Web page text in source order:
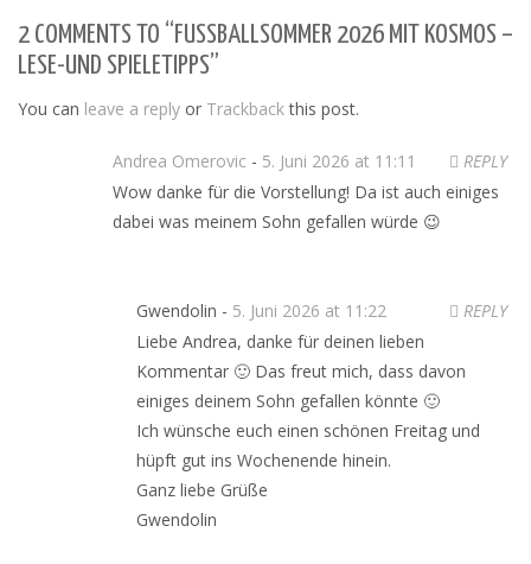
2 COMMENTS TO “FUSSBALLSOMMER 2026 MIT KOSMOS –
LESE-UND SPIELETIPPS”
You can leave a reply or Trackbackthis post.
Andrea Omerovic - 5. Juni 2026 at 11:11
REPLY
Wow danke für die Vorstellung! Da ist auch einiges
dabei was meinem Sohn gefallen würde 😉
Gwendolin - 5. Juni 2026 at 11:22
REPLY
Liebe Andrea, danke für deinen lieben
Kommentar 🙂 Das freut mich, dass davon
einiges deinem Sohn gefallen könnte 🙂
Ich wünsche euch einen schönen Freitag und
hüpft gut ins Wochenende hinein.
Ganz liebe Grüße
Gwendolin